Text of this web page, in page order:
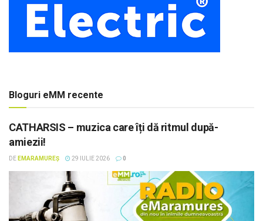
Bloguri eMM recente
CATHARSIS – muzica care îți dă ritmul după-
amiezii!
DE EMARAMUREȘ 29 IULIE 2026 0